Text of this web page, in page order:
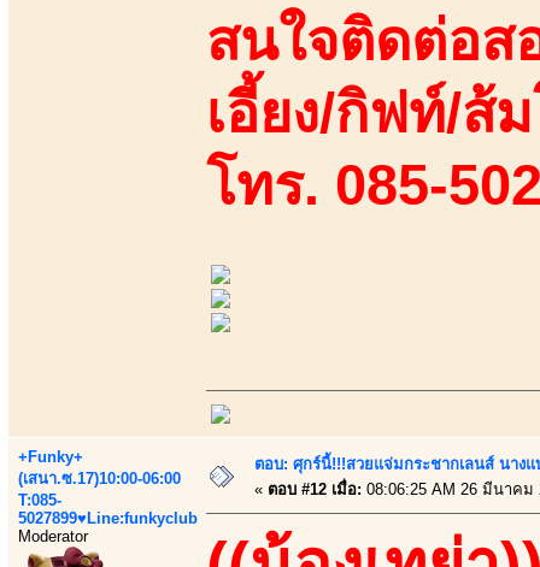
สนใจติดต่อส
เอี้ยง/กิฟท์/ส้
โทร. 085-
+Funky+
(เสนา.ซ.17)10:00-06:00
T:085-
5027899♥Line:funkyclub
Moderator
ตอบ: ศุกร์นี้!!!สวยแจ่มกระชากเลนส์ นาง
« ตอบ #12 เมื่อ: 08:06:25 AM 26 มีนาคม